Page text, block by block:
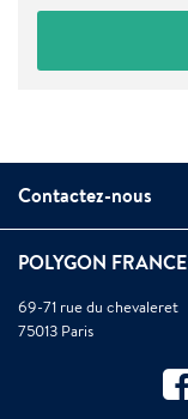
Contactez-nous
POLYGON FRANCE
69-71 rue du chevaleret
75013 Paris